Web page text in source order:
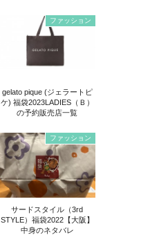
ファッション
gelato pique (ジェラートピ
ケ) 福袋2023LADIES（Ｂ）
の予約販売店一覧
ファッション
サードスタイル（3rd
STYLE）福袋2022【大阪】
中身のネタバレ